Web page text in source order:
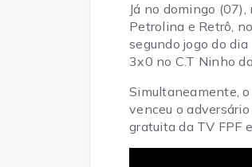
Já no domingo
Petrolina e Retrô,
segundo jogo do
3x0 no C.T Ninho
Simultaneamente,
venceu o
gratuita da TV FPF